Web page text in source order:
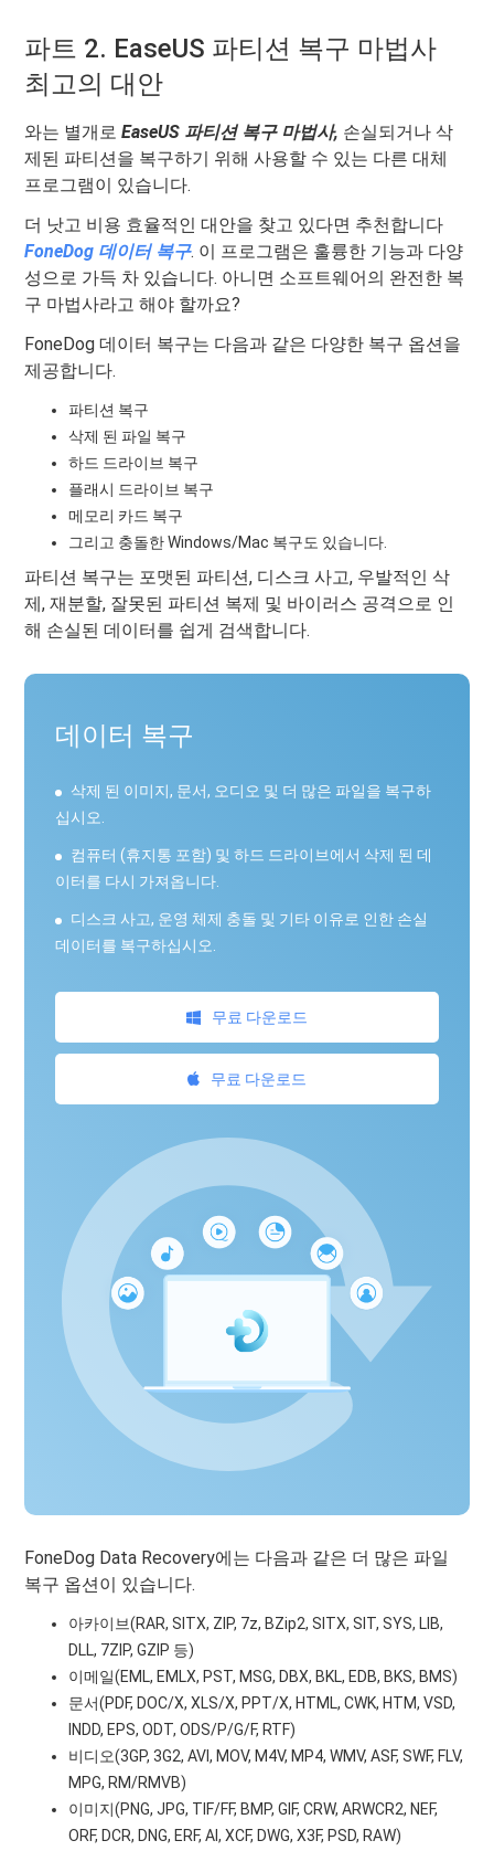
파트 2. EaseUS 파티션 복구 마법사
최고의 대안
와는 별개로EaseUS 파티션 복구 마법사, 손실되거나 삭
제된 파티션을 복구하기 위해 사용할 수 있는 다른 대체
프로그램이 있습니다.
더 낫고 비용 효율적인 대안을 찾고 있다면 추천합니다
FoneDog 데이터 복구. 이 프로그램은 훌륭한 기능과 다양
성으로 가득 차 있습니다. 아니면 소프트웨어의 완전한 복
구 마법사라고 해야 할까요?
FoneDog 데이터 복구는 다음과 같은 다양한 복구 옵션을
제공합니다.
파티션 복구
삭제 된 파일 복구
하드 드라이브 복구
플래시 드라이브 복구
메모리 카드 복구
그리고 충돌한 Windows/Mac 복구도 있습니다.
파티션 복구는 포맷된 파티션, 디스크 사고, 우발적인 삭
제, 재분할, 잘못된 파티션 복제 및 바이러스 공격으로 인
해 손실된 데이터를 쉽게 검색합니다.
데이터 복구
삭제 된 이미지, 문서, 오디오 및 더 많은 파일을 복구하
십시오.
컴퓨터 (휴지통 포함) 및 하드 드라이브에서 삭제 된 데
이터를 다시 가져옵니다.
디스크 사고, 운영 체제 충돌 및 기타 이유로 인한 손실
데이터를 복구하십시오.
무료 다운로드
무료 다운로드
FoneDog Data Recovery에는 다음과 같은 더 많은 파일
복구 옵션이 있습니다.
아카이브(RAR, SITX, ZIP, 7z, BZip2, SITX, SIT, SYS, LIB,
DLL, 7ZIP, GZIP 등)
이메일(EML, EMLX, PST, MSG, DBX, BKL, EDB, BKS, BMS)
문서(PDF, DOC/X, XLS/X, PPT/X, HTML, CWK, HTM, VSD,
INDD, EPS, ODT, ODS/P/G/F, RTF)
비디오(3GP, 3G2, AVI, MOV, M4V, MP4, WMV, ASF, SWF, FLV,
MPG, RM/RMVB)
이미지(PNG, JPG, TIF/FF, BMP, GIF, CRW, ARWCR2, NEF,
ORF, DCR, DNG, ERF, AI, XCF, DWG, X3F, PSD, RAW)